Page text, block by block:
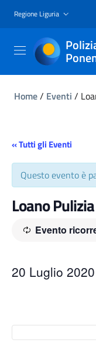
Regione Liguria
Home/ Eventi /
« Tutti gli Eventi
Questo evento è
Loano
Evento
20 Luglio 2020